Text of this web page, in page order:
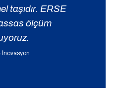
taşıdır. ERSE
ölçüm